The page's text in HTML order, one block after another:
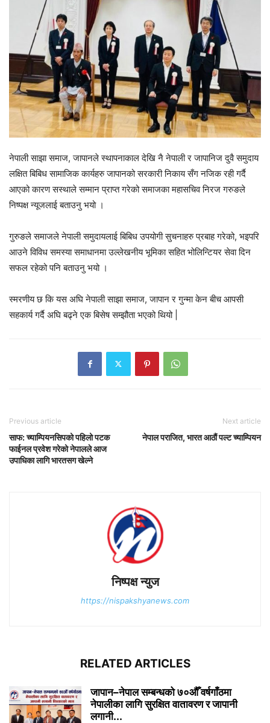
नेपाली साझा समाज, जापानले स्थापनाकाल देखि नै नेपाली र जापानिज दुवै समुदाय
लक्षित बिबिध सामाजिक कार्यहरु जापानको सरकारी निकाय सँग नजिक रही गर्दै
आएको कारण सस्थाले सम्मान प्राप्त गरेको समाजका महासचिव निरज गरुङले
निष्पक्ष न्यूजलाई बताउनु भयो ।
गुरुङले समाजले नेपाली समुदायलाई बिबिध उपयोगी सुचनाहरु प्रबाह गरेको, भइपरि
आउने विविध समस्या समाधानमा उल्लेखनीय भूमिका सहित भोलिन्टियर सेवा दिन
सफल रहेको पनि बताउनु भयो ।
स्मरणीय छ कि यस अघि नेपाली साझा समाज, जापान र गुन्मा केन बीच आपसी
सहकार्य गर्दै अघि बढ्ने एक बिसेष सम्झौता भएको थियो |
Previous article
साफ: च्याम्पियनसिपको पहिलो पटक
फाईनल प्रवेश गरेको नेपालले आज
उपाधिका लागि भारतसग खेल्ने
Next article
नेपाल पराजित, भारत आठौं पल्ट च्याम्पियन
निष्पक्ष न्युज
https://nispakshyanews.com
RELATED ARTICLES
जापान–नेपाल सम्बन्धको ७०औँ वर्षगाँठमा
नेपालीका लागि सुरक्षित वातावरण र जापानी
लगानी...